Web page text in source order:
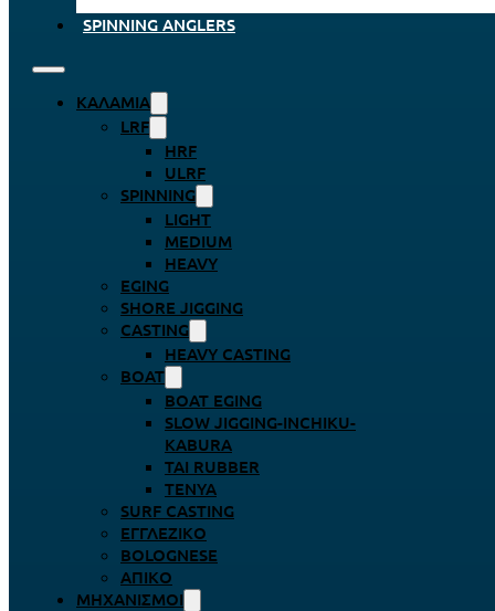
SPINNING ANGLERS
ΚΑΛΆΜΙΑ
LRF
HRF
ULRF
SPINNING
LIGHT
MEDIUM
HEAVY
EGING
SHORE JIGGING
CASTING
HEAVY CASTING
BOAT
BOAT EGING
SLOW JIGGING-INCHIKU-
KABURA
TAI RUBBER
TENYA
SURF CASTING
ΕΓΓΛΈΖΙΚΟ
BOLOGNESE
ΑΠΊΚΟ
ΜΗΧΑΝΙΣΜΟΊ